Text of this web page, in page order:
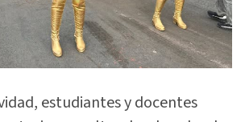
estudiantes y docentes